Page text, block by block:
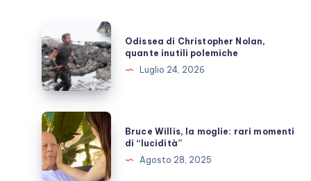
di
Christopher
Nolan,
quante
inutili
polemiche
Odissea di Christopher Nolan,
quante inutili polemiche
Luglio 24, 2026
Bruce
Willis,
la
moglie:
Bruce Willis, la moglie: rari momenti
di “lucidità”
Agosto 28, 2025